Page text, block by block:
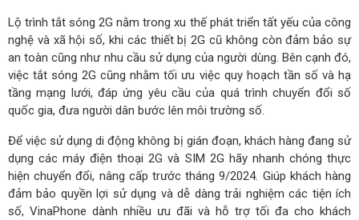
Lộ trình tắt sóng 2G nằm trong xu thế phát triển tất yếu của công
nghệ và xã hội số, khi các thiết bị 2G cũ không còn đảm bảo sự
an toàn cũng như nhu cầu sử dụng của người dùng. Bên cạnh đó,
việc tắt sóng 2G cũng nhằm tối ưu việc quy hoạch tần số và hạ
tầng mạng lưới, đáp ứng yêu cầu của quá trình chuyển đổi số
quốc gia, đưa người dân bước lên môi trường số.
Để việc sử dụng di động không bị gián đoạn, khách hàng đang sử
dụng các máy điện thoại 2G và SIM 2G hãy nhanh chóng thực
hiện chuyển đổi, nâng cấp trước tháng 9/2024. Giúp khách hàng
đảm bảo quyền lợi sử dụng và dễ dàng trải nghiệm các tiện ích
số, VinaPhone dành nhiều ưu đãi và hỗ trợ tối đa cho khách